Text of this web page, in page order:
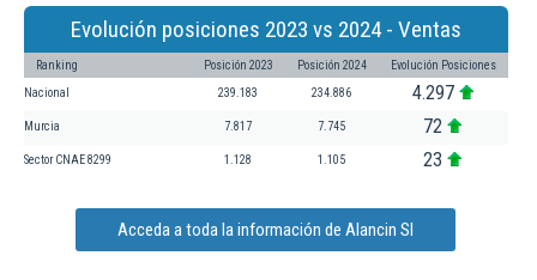
Evolución posiciones 2023 vs 2024 - Ventas
Ranking Posición 2023 Posición 2024 Evolución Posiciones
Nacional 239.183 234.886 4.297
Murcia 7.817 7.745 72
Sector CNAE 8299 1.128 1.105 23
Acceda a toda la información de Alancin Sl